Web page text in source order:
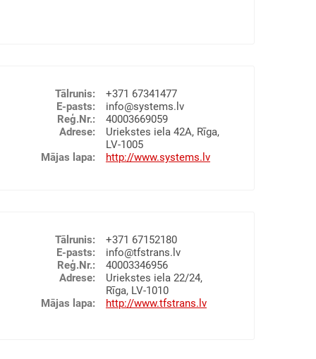
and trucks
services
Tālrunis:
+371 67341477
E-pasts:
info@systems.lv
Reģ.Nr.:
40003669059
Adrese:
Uriekstes iela 42A, Rīga,
LV-1005
Mājas lapa: http://www.systems.lv
rail and road
UN UZGLABĀŠANA
Tālrunis:
+371 67152180
E-pasts:
info@tfstrans.lv
Reģ.Nr.:
40003346956
Adrese:
Uriekstes iela 22/24,
Rīga, LV-1010
Mājas lapa: http://www.tfstrans.lv